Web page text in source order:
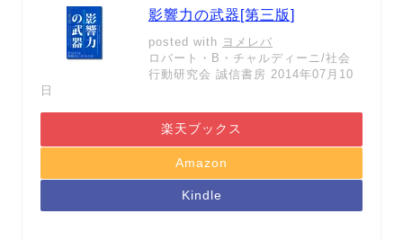
影響力の武器[第三版]
posted with ヨメレバ
ロバート・B・チャルディーニ/社会
行動研究会 誠信書房 2014年07月10
日
楽天ブックス
Amazon
Kindle